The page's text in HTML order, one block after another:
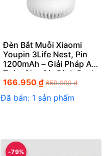
Đèn Bắt Muỗi Xiaomi
Youpin 3Life Nest, Pin
1200mAh – Giải Pháp An
Toàn Cho Gia Đình Bạn!
166.950₫ 659.000₫
Đã bán: 1 sản phẩm
-79%